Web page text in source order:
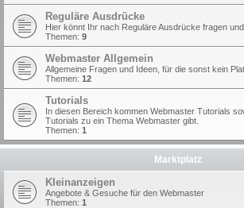
Reguläre Ausdrücke
Hier könnt Ihr nach Reguläre Ausdrücke fragen und
Themen: 9
Webmaster Allgemein
Allgemeine Fragen und Ideen, für die sonst kein
Themen: 12
Tutorials
In diesen Bereich kommen Webmaster Tutorials
Tutorials zu ein Thema Webmaster gibt.
Themen: 1
Marktplatz
Kleinanzeigen
Angebote & Gesuche für den Webmaster
Themen: 1